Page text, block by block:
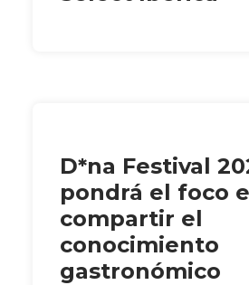
D*na Festival
pondrá el foco
compartir el
conocimiento
gastronómico